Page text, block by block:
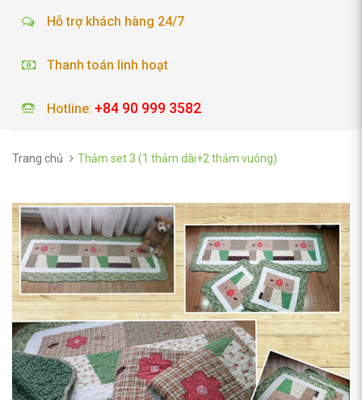
Hỗ trợ khách hàng 24/7
Thanh toán linh hoạt
Hotline: +84 90 999 3582
Trang chủ Thảm set 3 (1 thảm dài+2 thảm vuông)